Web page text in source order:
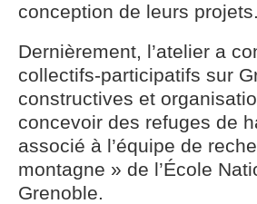
conception de leurs projets.
Dernièrement, l’atelier a
collectifs-participatifs sur
constructives et
concevoir des refuges de
associé à l’équipe de
montagne » de l’École
Grenoble.